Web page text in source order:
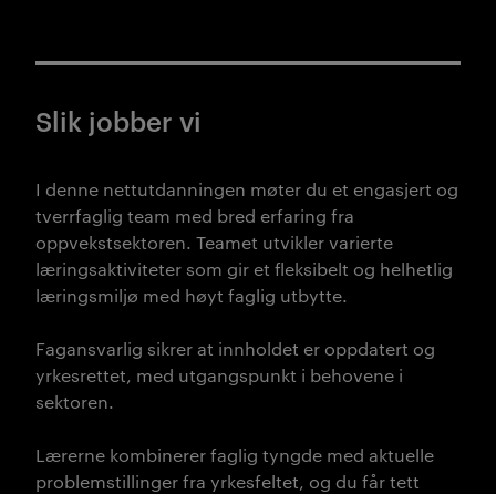
Slik jobber vi
I denne nettutdanningen møter du et engasjert og
tverrfaglig team med bred erfaring fra
oppvekstsektoren. Teamet utvikler varierte
læringsaktiviteter som gir et fleksibelt og helhetlig
læringsmiljø med høyt faglig utbytte.
Fagansvarlig sikrer at innholdet er oppdatert og
yrkesrettet, med utgangspunkt i behovene i
sektoren.
Lærerne kombinerer faglig tyngde med aktuelle
problemstillinger fra yrkesfeltet, og du får tett